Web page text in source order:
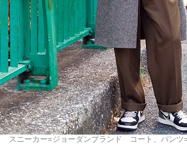
スニーカー=ジョーダンブランド コート、パンツ